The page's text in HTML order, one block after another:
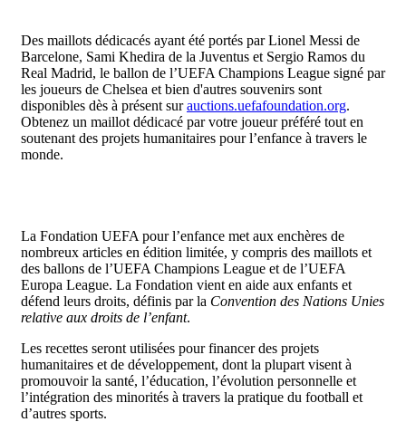
Des maillots dédicacés ayant été portés par Lionel Messi de
Barcelone, Sami Khedira de la Juventus et Sergio Ramos du
Real Madrid, le ballon de l’UEFA Champions League signé par
les joueurs de Chelsea et bien d'autres souvenirs sont
disponibles dès à présent surauctions.uefafoundation.org.
Obtenez un maillot dédicacé par votre joueur préféré tout en
soutenant des projets humanitaires pour l’enfance à travers le
monde.
La Fondation UEFA pour l’enfance met aux enchères de
nombreux articles en édition limitée, y compris des maillots et
des ballons de l’UEFA Champions League et de l’UEFA
Europa League. La Fondation vient en aide aux enfants et
défend leurs droits, définis par la Convention des Nations Unies
relative aux droits de l’enfant.
Les recettes seront utilisées pour financer des projets
humanitaires et de développement, dont la plupart visent à
promouvoir la santé, l’éducation, l’évolution personnelle et
l’intégration des minorités à travers la pratique du football et
d’autres sports.